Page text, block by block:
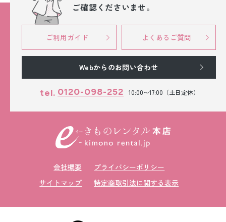
ご確認くださいませ。
ご利用ガイド よくあるご質問
Webからのお問い合わせ
tel. 0120-098-252 10:00〜17:00（土日定休）
会社概要
プライバシーポリシー
サイトマップ
特定商取引法に関する表示